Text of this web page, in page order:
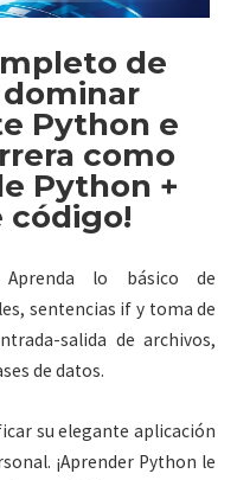
de
Python e
como
Python +
código!
lo básico de
sentencias if y toma de
salida de archivos,
de datos.
su elegante aplicación
¡Aprender Python le